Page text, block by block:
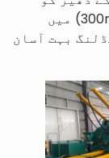
منظم مستطیل بلاک (مثلاً، 300mm x 300mm) میں
بہت آسان